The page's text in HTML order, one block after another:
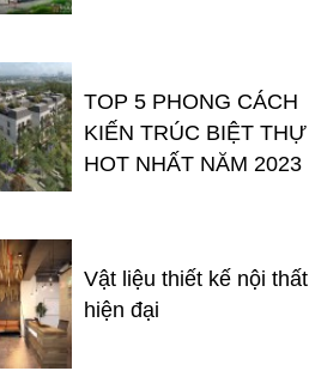
TOP 5 PHONG CÁCH
KIẾN TRÚC BIỆT THỰ
HOT NHẤT NĂM 2023
Vật liệu thiết kế nội thất
hiện đại